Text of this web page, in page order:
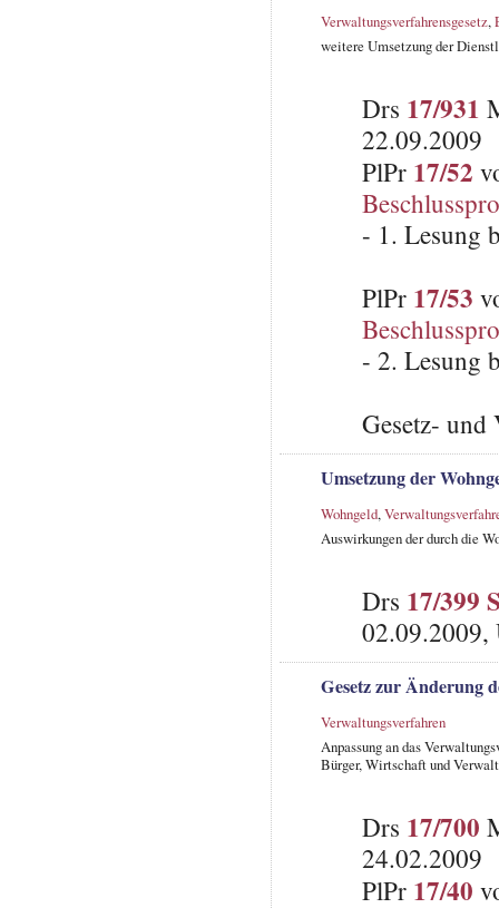
Verwaltungsverfahrensgesetz,
weitere Umsetzung der
Drs 17/931
22.09.2009
PlPr 17/52
- 1. Lesung
PlPr 17/53
- 2. Lesung
Gesetz-
Umsetzung der
Wohngeld,
Auswirkungen der durch die
Drs 17/399
02.09.2009,
Gesetz zur Änderung
Verwaltungsverfahren
Anpassung an das
Bürger, Wirtschaft und
Drs 17/700
24.02.2009
PlPr 17/40